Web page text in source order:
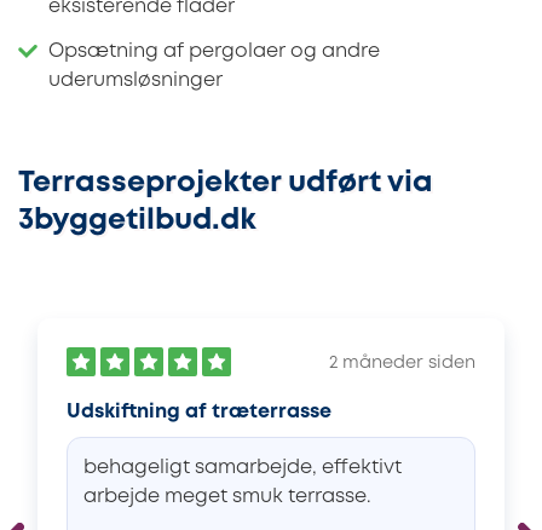
eksisterende flader
Opsætning af pergolaer og andre
uderumsløsninger
Terrasseprojekter udført via
3byggetilbud.dk
2 måneder siden
Udskiftning af træterrasse
behageligt samarbejde, effektivt
arbejde meget smuk terrasse.